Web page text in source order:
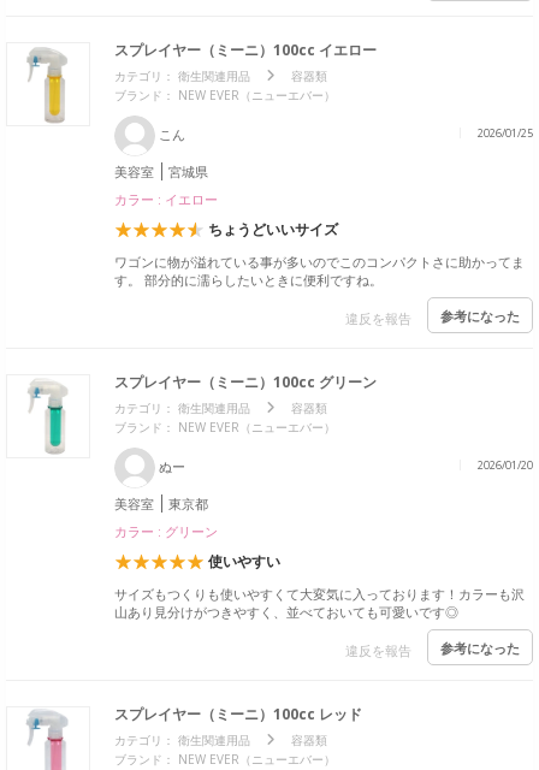
スプレイヤー（ミーニ）100cc イエロー
カテゴリ： 衛生関連用品
容器類
ブランド： NEW EVER（ニューエバー）
こん 2026/01/25
美容室
宮城県
カラー : イエロー
ちょうどいいサイズ
ワゴンに物が溢れている事が多いのでこのコンパクトさに助かってま
す。 部分的に濡らしたいときに便利ですね。
違反を報告 参考になった
スプレイヤー（ミーニ）100cc グリーン
カテゴリ： 衛生関連用品
容器類
ブランド： NEW EVER（ニューエバー）
ぬー 2026/01/20
美容室
東京都
カラー : グリーン
使いやすい
サイズもつくりも使いやすくて大変気に入っております！カラーも沢
山あり見分けがつきやすく、並べておいても可愛いです◎
違反を報告 参考になった
スプレイヤー（ミーニ）100cc レッド
カテゴリ： 衛生関連用品
容器類
ブランド： NEW EVER（ニューエバー）